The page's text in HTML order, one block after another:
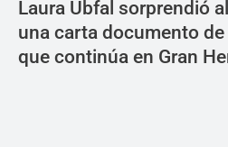
Laura Ubfal sorprendió
una carta documento
que continúa en Gran